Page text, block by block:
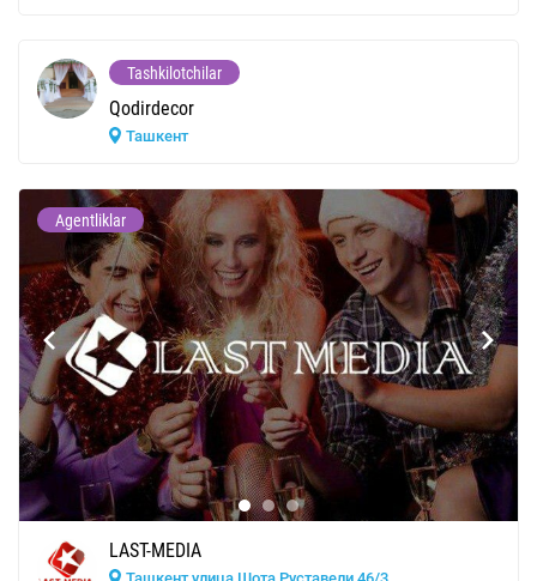
Tashkilotchilar
Qodirdecor
Ташкент
Agentliklar
LAST-MEDIA
Ташкент улица Шота Руставели 46/3